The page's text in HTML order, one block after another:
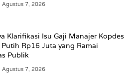
Agustus 7, 2026
Klarifikasi Isu Gaji Manajer Kopdes
Rp16 Juta yang Ramai
Publik
Agustus 7, 2026